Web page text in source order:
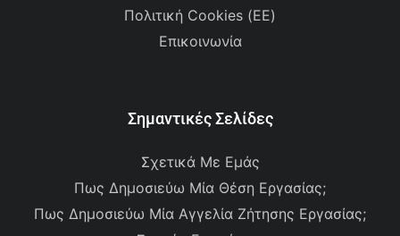
Πολιτική Cookies (ΕΕ)
Επικοινωνία
Σημαντικές Σελίδες
Σχετικά Με Εμάς
Πως Δημοσιεύω Μία Θέση Εργασίας;
Πως Δημοσιεύω Μία Αγγελία Ζήτησης Εργασίας;